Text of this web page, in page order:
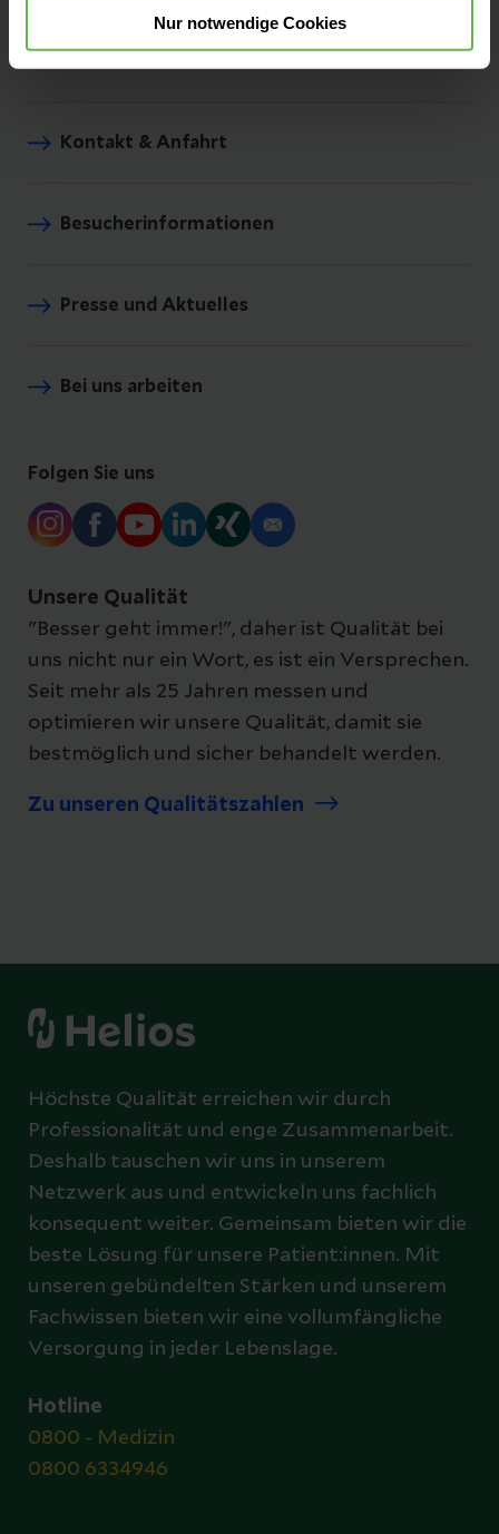
Nur notwendige Cookies
Kontakt & Anfahrt
Besucherinformationen
Presse und Aktuelles
Bei uns arbeiten
Folgen Sie uns
Unsere Qualität
"Besser geht immer!", daher ist Qualität bei
uns nicht nur ein Wort, es ist ein Versprechen.
Seit mehr als 25 Jahren messen und
optimieren wir unsere Qualität, damit sie
bestmöglich und sicher behandelt werden.
Zu unseren Qualitätszahlen
Höchste Qualität erreichen wir durch
Professionalität und enge Zusammenarbeit.
Deshalb tauschen wir uns in unserem
Netzwerk aus und entwickeln uns fachlich
konsequent weiter. Gemeinsam bieten wir die
beste Lösung für unsere Patient:innen. Mit
unseren gebündelten Stärken und unserem
Fachwissen bieten wir eine vollumfängliche
Versorgung in jeder Lebenslage.
Hotline
0800 - Medizin
0800 6334946